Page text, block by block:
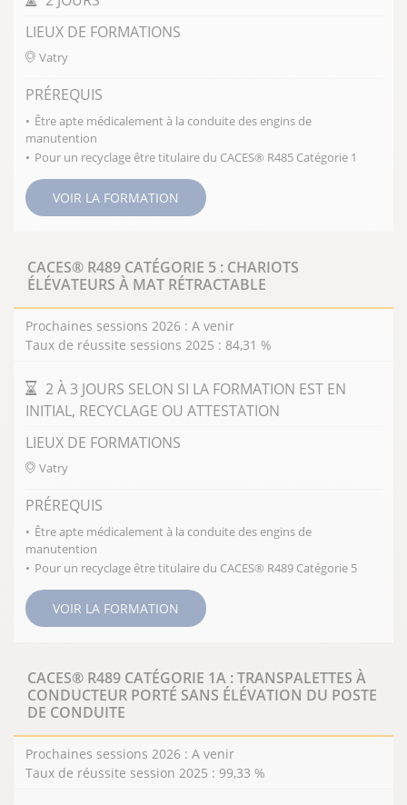
FERMER
LIEUX DE FORMATIONS
Vatry
PRÉREQUIS
Être apte médicalement à la conduite des engins de
manutention
Pour un recyclage être titulaire du CACES® R485 Catégorie 1
VOIR LA FORMATION
CACES® R489 CATÉGORIE 5 : CHARIOTS
ÉLÉVATEURS À MAT RÉTRACTABLE
Prochaines sessions 2026 : A venir
Taux de réussite sessions 2025 : 84,31 %
DURÉE DE LA FORMATION
2 À 3 JOURS SELON SI LA FORMATION EST EN
INITIAL, RECYCLAGE OU ATTESTATION
LIEUX DE FORMATIONS
Vatry
PRÉREQUIS
Être apte médicalement à la conduite des engins de
manutention
Pour un recyclage être titulaire du CACES® R489 Catégorie 5
VOIR LA FORMATION
CACES® R489 CATÉGORIE 1A : TRANSPALETTES À
CONDUCTEUR PORTÉ SANS ÉLÉVATION DU POSTE
DE CONDUITE
Prochaines sessions 2026 : A venir
Taux de réussite session 2025 : 99,33 %